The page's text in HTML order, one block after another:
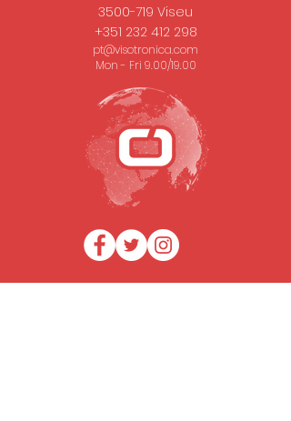
3500-719 Viseu
+351 232 412 298
pt@visotronica.com
Mon - Fri 9.00/19.00